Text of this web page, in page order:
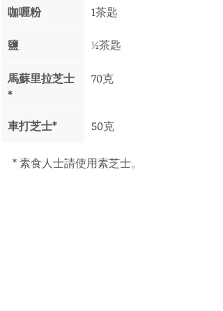
咖喱粉 1茶匙
鹽 ½茶匙
馬蘇里拉芝士
*
70克
車打芝士* 50克
* 素食人士請使用素芝士。